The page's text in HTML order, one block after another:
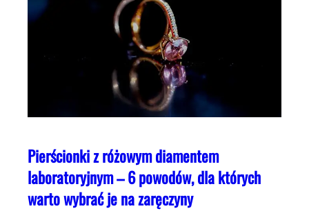
Pierścionki z różowym diamentem
laboratoryjnym – 6 powodów, dla których
warto wybrać je na zaręczyny